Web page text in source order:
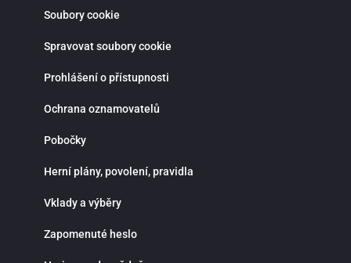
Soubory cookie
Spravovat soubory cookie
Prohlášení o přístupnosti
Ochrana oznamovatelů
Pobočky
Herní plány, povolení, pravidla
Vklady a výběry
Zapomenuté heslo